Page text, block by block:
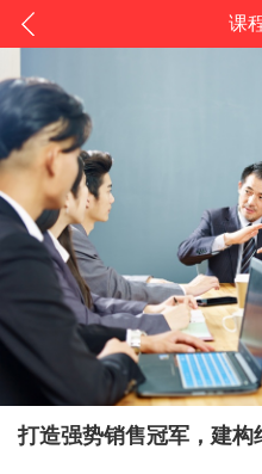
课
打造强势销售冠军，建构